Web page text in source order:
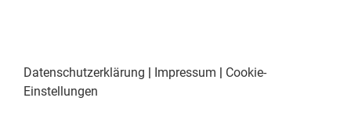
Datenschutzerklärung Impressum
Cookie-
Einstellungen